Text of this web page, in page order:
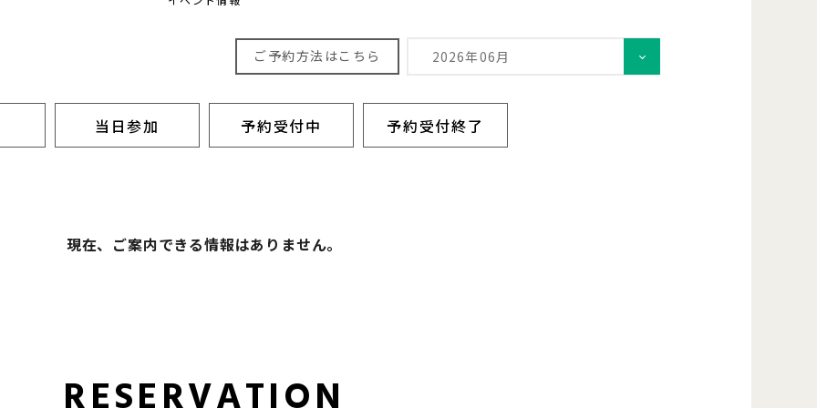
ご予約方法はこちら 2026年06月
当日参加 予約受付中 予約受付終了
現在、ご案内できる情報はありません。